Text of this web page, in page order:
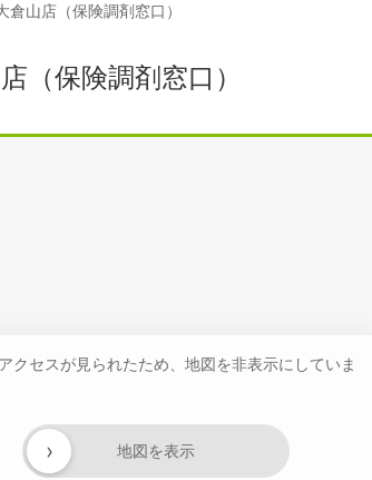
山店（保険調剤窓口）
保険調剤窓口）
クセスが見られたため、地図を非表示にしていま
地図を表示
›